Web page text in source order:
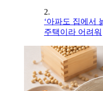
2.
‘아파도 집에서
주택이라 어려워